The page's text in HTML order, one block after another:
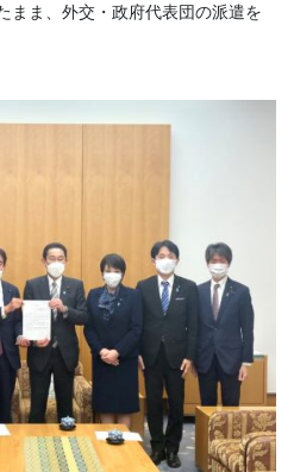
まま、外交・政府代表団の派遣を